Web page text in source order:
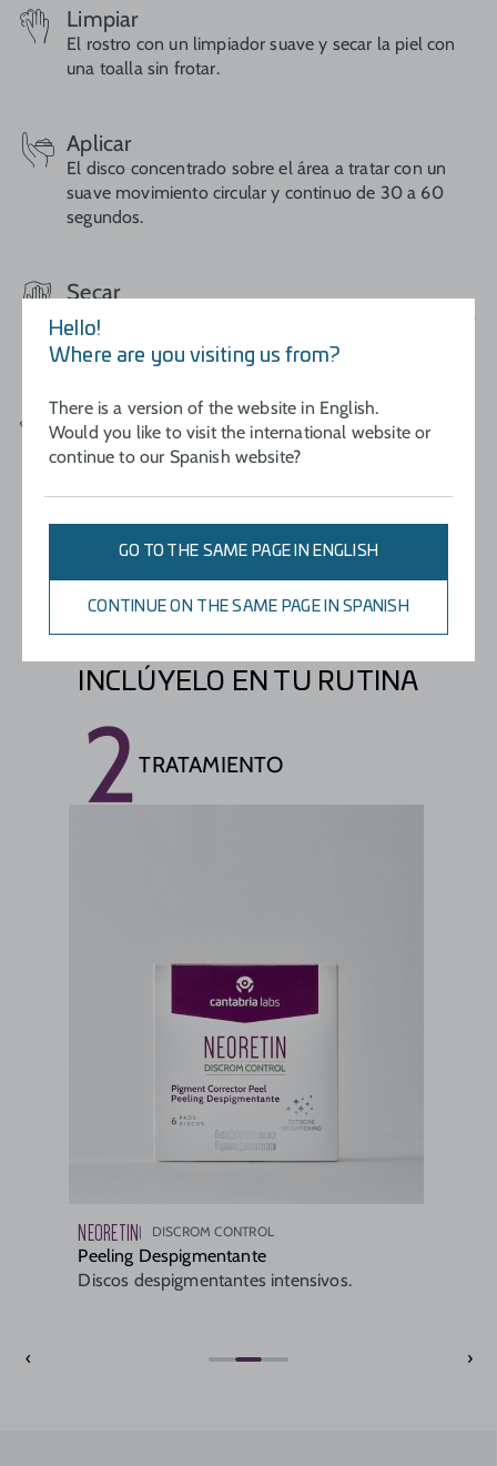
Limpiar
El rostro con un limpiador suave y secar la piel con
una toalla sin frotar.
Aplicar
El disco concentrado sobre el área a tratar con un
suave movimiento circular y continuo de 30 a 60
segundos.
Secar
Dejar actuar durante 20 minutos aproximadamente o
bien dejar actuar toda la noche.
Aclarar
Con abundante agua pasado el tiempo indicado, o a
la mañana siguiente.
Completar
INCLÚYELO EN TU RUTINA
2TRATAMIENTO
NEORETIN DISCROM CONTROL
Peeling Despigmentante
Discos despigmentantes intensivos.
‹ ›
Hello!
Where are you visiting us from?
There is a version of the website in English.
Would you like to visit the international website or
continue to our Spanish website?
GO TO THE SAME PAGE IN ENGLISH
CONTINUE ON THE SAME PAGE IN SPANISH